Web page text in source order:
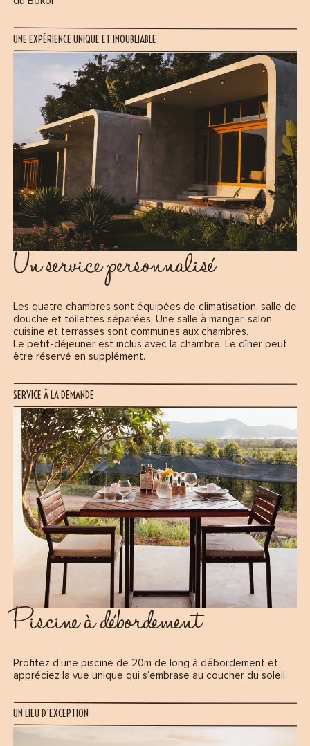
UNE EXPÉRIENCE UNIQUE ET INOUBLIABLE
Un service personnalisé
Les quatre chambres sont équipées de climatisation, salle de
douche et toilettes séparées. Une salle à manger, salon,
cuisine et terrasses sont communes aux chambres.
Le petit-déjeuner est inclus avec la chambre. Le dîner peut
être réservé en supplément.
SERVICE À LA DEMANDE
Piscine à débordement
Profitez d’une piscine de 20m de long à débordement et
appréciez la vue unique qui s’embrase au coucher du soleil.
UN LIEU D'EXCEPTION